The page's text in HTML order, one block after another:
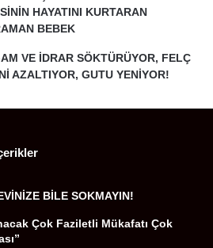
HAYATINI KURTARAN
BEBEK
VE İDRAR SÖKTÜRÜYOR, FELÇ
AZALTIYOR, GUTU YENİYOR!
BİLE SOKMAYIN!
Çok Faziletli Mükafatı Çok